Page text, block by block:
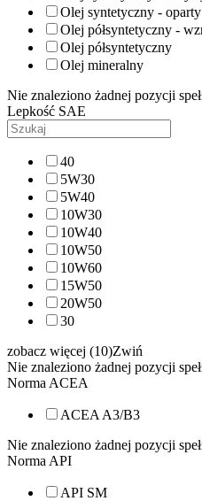
Olej syntetyczny - oparty
Olej półsyntetyczny -
Olej półsyntetyczny
Olej mineralny
Nie znaleziono żadnej pozycji
Lepkość SAE
40
5W30
5W40
10W30
10W40
10W50
10W60
15W50
20W50
30
zobacz więcej (10)Zwiń
Nie znaleziono żadnej pozycji
Norma ACEA
ACEA A3/B3
Nie znaleziono żadnej pozycji
Norma API
API SM